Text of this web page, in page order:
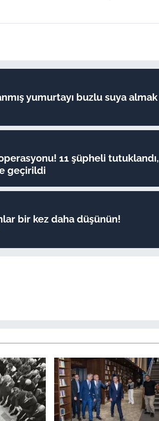
yumurtayı buzlu suya almak
11 şüpheli tutuklandı,
geçirildi
bir kez daha düşünün!